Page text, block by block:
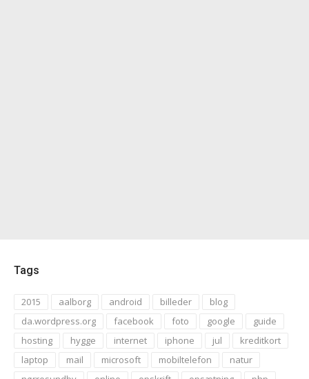
Tags
2015 aalborg android billeder
blog
da.wordpress.org
facebook foto google
guide
hosting
hygge internet iphone jul
kreditkort
laptop
mail microsoft mobiltelefon
natur